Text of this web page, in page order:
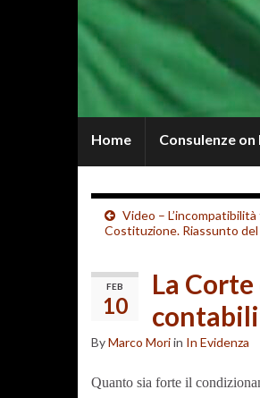
Home Consulenze
Video –
Costituzione. Riassunto
FEB
10
La
ByMarco Moriin In Evidenza
Quanto sia forte il